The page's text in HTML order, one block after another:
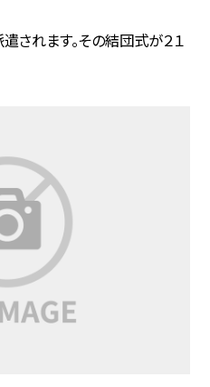
されます。その結団式が２１